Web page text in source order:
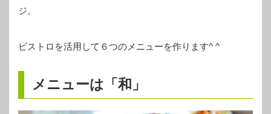
ジ。
ビストロを活用して６つのメニューを作ります^ ^
メニューは「和」